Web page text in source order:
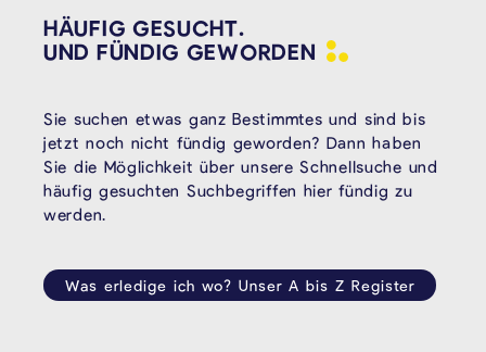
HÄUFIG GESUCHT.
UND FÜNDIG GEWORDEN
Sie suchen etwas ganz Bestimmtes und sind bis
jetzt noch nicht fündig geworden? Dann haben
Sie die Möglichkeit über unsere Schnellsuche und
häufig gesuchten Suchbegriffen hier fündig zu
werden.
Was erledige ich wo? Unser A bis Z Register